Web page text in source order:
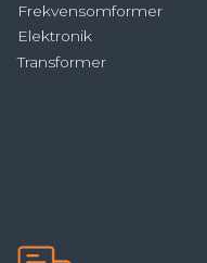
Frekvensomformer
Elektronik
Transformer